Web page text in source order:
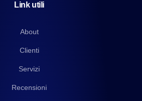
Link utili
About
Clienti
Servizi
Recensioni